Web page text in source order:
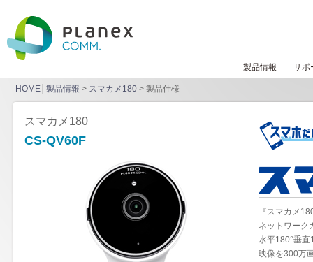
製品情報 サポ
HOME 製品情報 > スマカメ180 > 製品仕様
スマカメ180
CS-QV60F
『スマカメ
ネットワーク
水平180°垂
映像を300万